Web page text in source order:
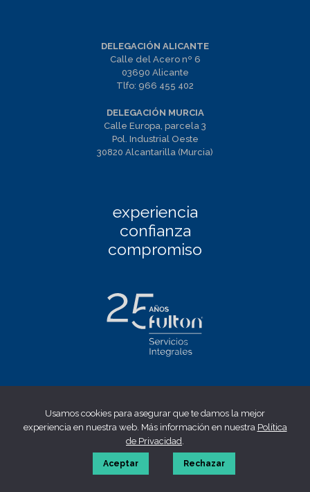
DELEGACIÓN ALICANTE
Calle del Acero nº 6
03690 Alicante
Tlfo: 966 455 402
DELEGACIÓN MURCIA
Calle Europa, parcela 3
Pol. Industrial Oeste
30820 Alcantarilla (Murcia)
experiencia
confianza
compromiso
Política de privacidad Política de cookies
Canal ético
© 2023 fulton | Made by
Usamos cookies para asegurar que te damos la mejor
experiencia en nuestra web. Más información en nuestra Política
de Privacidad.
Aceptar Rechazar